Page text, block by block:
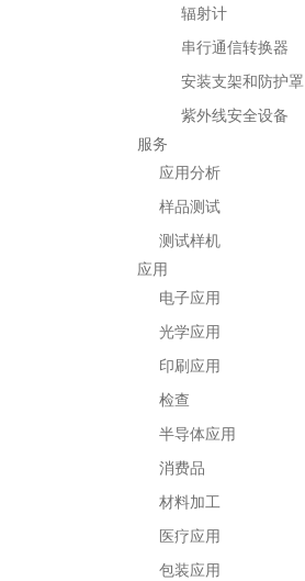
辐射计
串行通信转换器
安装支架和防护罩
紫外线安全设备
服务
应用分析
样品测试
测试样机
应用
电子应用
光学应用
印刷应用
检查
半导体应用
消费品
材料加工
医疗应用
包装应用